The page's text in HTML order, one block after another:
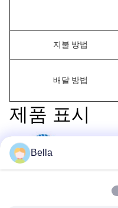
지불 방법
배달 방법
제품 표시
Bella